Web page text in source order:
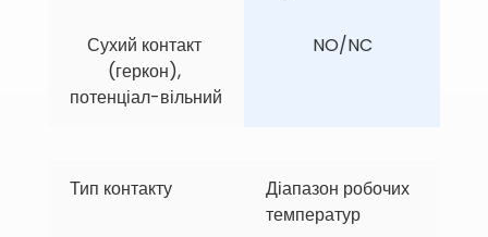
Сухий контакт
(геркон),
потенціал-вільний
NO/NC
Тип контакту
Діапазон робочих
температур